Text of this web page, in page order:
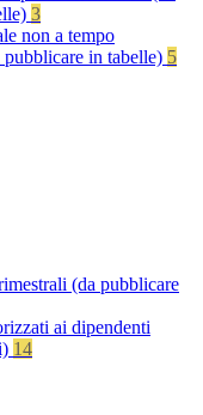
3
non a tempo
in tabelle) 5
(da pubblicare
ai dipendenti
14